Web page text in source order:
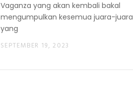
Vaganza yang akan kembali bakal
mengumpulkan kesemua juara-juara
yang
SEPTEMBER 19, 2023